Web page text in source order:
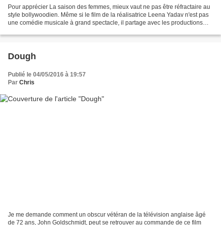
Pour apprécier La saison des femmes, mieux vaut ne pas être réfractaire au
style bollywoodien. Même si le film de la réalisatrice Leena Yadav n'est pas
une comédie musicale à grand spectacle, il partage avec les productions
Dough
Publié le 04/05/2016 à 19:57
Par Chris
Je me demande comment un obscur vétéran de la télévision anglaise âgé
de 72 ans, John Goldschmidt, peut se retrouver au commande de ce film